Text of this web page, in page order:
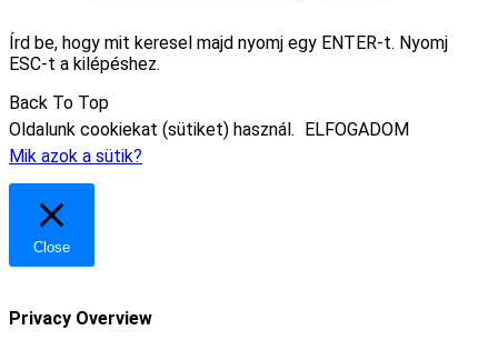
Írd be, hogy mit keresel majd nyomj egy ENTER-t. Nyomj
ESC-t a kilépéshez.
Back To Top
Oldalunk cookiekat (sütiket) használ.
ELFOGADOM
Mik azok a sütik?
Close
Privacy Overview